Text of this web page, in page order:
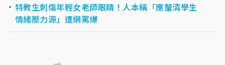
特教生刺傷年輕女老師眼睛！人本稱「應釐清學生
情緒壓力源」遭網罵爆